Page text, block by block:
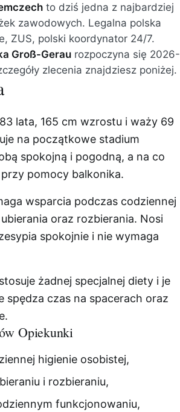
to dziś jedna z najbardziej
zawodowych. Legalna polska
ZUS, polski koordynator 24/7.
Groß-Gerau rozpoczyna się 2026-
zlecenia znajdziesz poniżej.
lata, 165 cm wzrostu i waży 69
na początkowe stadium
spokojną i pogodną, a na co
pomocy balkonika.
wsparcia podczas codziennej
oraz rozbierania. Nosi
spokojnie i nie wymaga
żadnej specjalnej diety i je
spędza czas na spacerach oraz
Opiekunki
higienie osobistej,
i rozbieraniu,
funkcjonowaniu,